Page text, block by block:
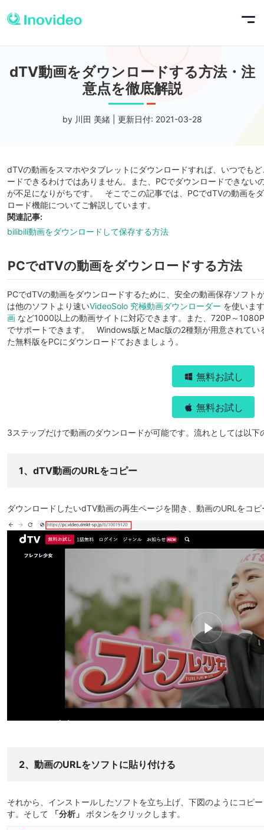
dTV動画をダウンロードする方法・注
意点を徹底解説
by 川田 美緒 | 更新日付: 2021-03-28
dTVの動画をスマホやタブレットにダウンロードすれば、いつでも
ードできるわけではありません。また、PCでダウンロードできない
が不足になりがちです。 そこでこの記事では、PCでdTVの動画を
ロード機能についてご解説しています。
関連記事:
bilibili動画をダウンロードして保存する方法
PCでdTVの動画をダウンロードする方法
PCでdTVの動画をダウンロードするために、安全の動画保存ソフト
は他のソフトより速いVideoSolo 究極動画ダウンローダー を使いま
画 など1000以上の動画サイトに対応できます。また、720P～
でサポートできます。 Windows版とMac版の2種類が用意されてい
た無料版をPCにダウンロードておきましょう。
無料お試し
無料お試し
3ステップだけで動画のダウンロードが可能です。流れとしては以下
1、dTV動画のURLをコピー
ダウンロードしたいdTV動画の再生ページを開き、動画のURLをコ
2、動画のURLをソフトに貼り付ける
それから、インストールしたソフトを立ち上げ、下図のようにコピ
す。そして
「分析」 ボタンをクリックします。